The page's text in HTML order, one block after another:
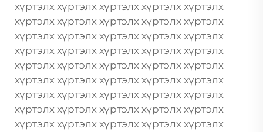
хүртэлх хүртэлх хүртэлх хүртэлх хүртэлх
хүртэлх хүртэлх хүртэлх хүртэлх хүртэлх
хүртэлх хүртэлх хүртэлх хүртэлх хүртэлх
хүртэлх хүртэлх хүртэлх хүртэлх хүртэлх
хүртэлх хүртэлх хүртэлх хүртэлх хүртэлх
хүртэлх хүртэлх хүртэлх хүртэлх хүртэлх
хүртэлх хүртэлх хүртэлх хүртэлх хүртэлх
хүртэлх хүртэлх хүртэлх хүртэлх хүртэлх
хүртэлх хүртэлх хүртэлх хүртэлх хүртэлх